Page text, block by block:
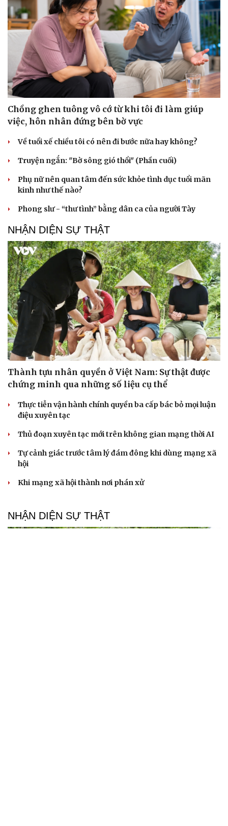
Chồng ghen tuông vô cớ từ khi tôi đi làm giúp
việc, hôn nhân đứng bên bờ vực
Về tuổi xế chiều tôi có nên đi bước nữa hay không?
Truyện ngắn: "Bờ sông gió thổi" (Phần cuối)
Phụ nữ nên quan tâm đến sức khỏe tình dục tuổi mãn
kinh như thế nào?
Phong slư - “thư tình” bằng dân ca của người Tày
NHẬN DIỆN SỰ THẬT
Thành tựu nhân quyền ở Việt Nam: Sự thật được
chứng minh qua những số liệu cụ thể
Thực tiễn vận hành chính quyền ba cấp bác bỏ mọi luận
điệu xuyên tạc
Thủ đoạn xuyên tạc mới trên không gian mạng thời AI
Tự cảnh giác trước tâm lý đám đông khi dùng mạng xã
hội
Khi mạng xã hội thành nơi phán xử
NHẬN DIỆN SỰ THẬT